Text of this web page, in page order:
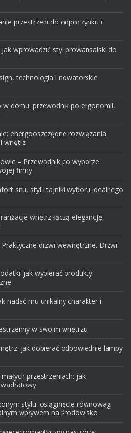
przestrzeni do odpoczynku i
wprowadzić styl prowansalski do
technologia i nowatorskie
w domu: przewodnik po ergonomii,
energooszczędne rozwiązania
wnętrz
– Przewodnik po wyborze
firmy
snu, styl i tajniki wyboru idealnego
wnętrz łączą elegancję,
Praktyczne drzwi wewnętrzne. Drzwi
jak wybierać produkty
nadać mu unikalny charakter i
w swoim wnętrzu
jak dobierać odpowiednie lampy
przestrzeniach: jak
stylu: osiągnięcie równowagi
wpływem na środowisko